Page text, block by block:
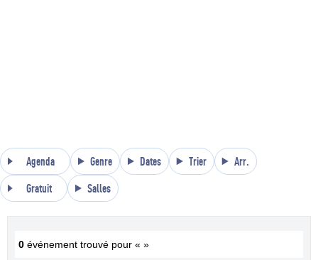
Agenda Genre Dates Trier Arr.
Gratuit Salles
0 événement trouvé pour « »